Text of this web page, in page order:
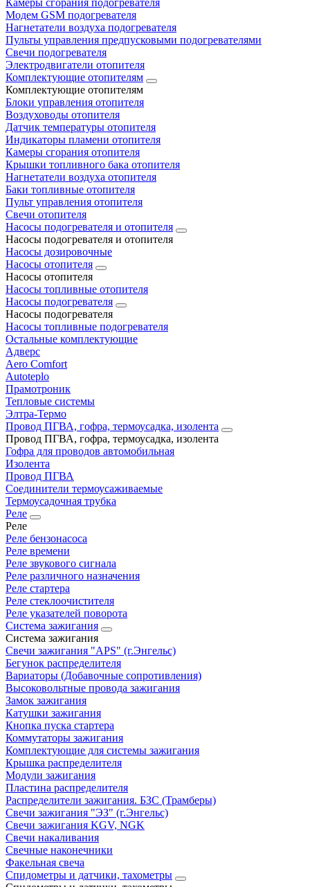
Камеры сгорания подогревателя
Модем GSM подогревателя
Нагнетатели воздуха подогревателя
Пульты управления предпусковыми подогревателями
Свечи подогревателя
Электродвигатели отопителя
Комплектующие отопителям
Комплектующие отопителям
Блоки управления отопителя
Воздуховоды отопителя
Датчик температуры отопителя
Индикаторы пламени отопителя
Камеры сгорания отопителя
Крышки топливного бака отопителя
Нагнетатели воздуха отопителя
Баки топливные отопителя
Пульт управления отопителя
Свечи отопителя
Насосы подогревателя и отопителя
Насосы подогревателя и отопителя
Насосы дозировочные
Насосы отопителя
Насосы отопителя
Насосы топливные отопителя
Насосы подогревателя
Насосы подогревателя
Насосы топливные подогревателя
Остальные комплектующие
Адверс
Aero Comfort
Autoteplo
Прамотроник
Тепловые системы
Элтра-Термо
Провод ПГВА, гофра, термоусадка, изолента
Провод ПГВА, гофра, термоусадка, изолента
Гофра для проводов автомобильная
Изолента
Провод ПГВА
Соединители термоусаживаемые
Термоусадочная трубка
Реле
Реле
Реле бензонасоса
Реле времени
Реле звукового сигнала
Реле различного назначения
Реле стартера
Реле стеклоочистителя
Реле указателей поворота
Система зажигания
Система зажигания
Свечи зажигания "APS" (г.Энгельс)
Бегунок распределителя
Вариаторы (Добавочные сопротивления)
Высоковольтные провода зажигания
Замок зажигания
Катушки зажигания
Кнопка пуска стартера
Коммутаторы зажигания
Комплектующие для системы зажигания
Крышка распределителя
Модули зажигания
Пластина распределителя
Распределители зажигания. БЗС (Трамберы)
Свечи зажигания "ЭЗ" (г.Энгельс)
Свечи зажигания KGV, NGK
Свечи накаливания
Свечные наконечники
Факельная свеча
Спидометры и датчики, тахометры